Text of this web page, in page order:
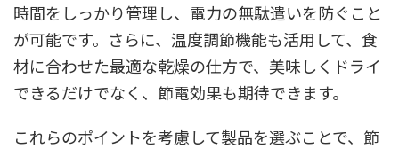
時間をしっかり管理し、電力の無駄遣いを防ぐこと
が可能です。さらに、温度調節機能も活用して、食
材に合わせた最適な乾燥の仕方で、美味しくドライ
できるだけでなく、節電効果も期待できます。
これらのポイントを考慮して製品を選ぶことで、節